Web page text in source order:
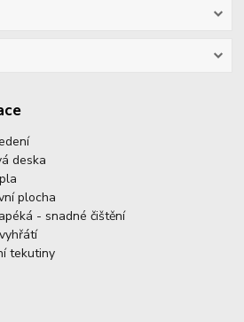
deska
plocha
- snadné čištění
tekutiny